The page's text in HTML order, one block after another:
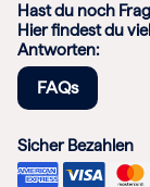
Hast du noch
Hier findest du
Antworten:
FAQs
Sicher Bezahlen